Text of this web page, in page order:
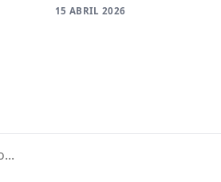
15 ABRIL 2026